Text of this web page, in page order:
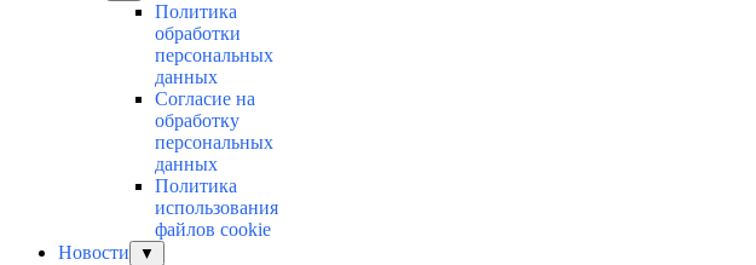
Политика
обработки
персональных
данных
Согласие на
обработку
персональных
данных
Политика
использования
файлов cookie
Новости
▼